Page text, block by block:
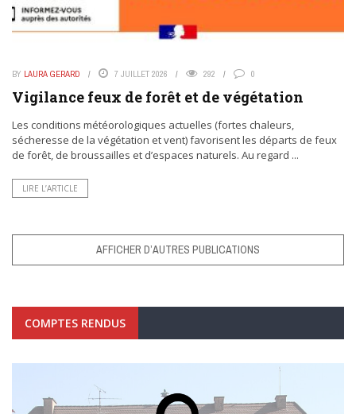
BY LAURA GERARD 7 JUILLET 2026 292 0
Vigilance feux de forêt et de végétation
Les conditions météorologiques actuelles (fortes chaleurs,
sécheresse de la végétation et vent) favorisent les départs de feux
de forêt, de broussailles et d’espaces naturels. Au regard ...
LIRE L’ARTICLE
AFFICHER D’AUTRES PUBLICATIONS
COMPTES RENDUS